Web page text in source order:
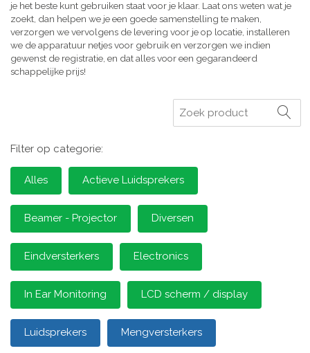
je het beste kunt gebruiken staat voor je klaar. Laat ons weten wat je
zoekt, dan helpen we je een goede samenstelling te maken,
verzorgen we vervolgens de levering voor je op locatie, installeren
we de apparatuur netjes voor gebruik en verzorgen we indien
gewenst de registratie, en dat alles voor een gegarandeerd
schappelijke prijs!
Zoeken
Filter op categorie:
Alles Actieve Luidsprekers
Beamer - Projector Diversen
Eindversterkers Electronics
In Ear Monitoring LCD scherm / display
Luidsprekers Mengversterkers